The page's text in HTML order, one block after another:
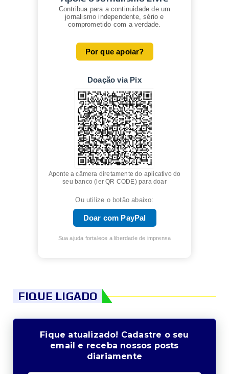
Contribua para a continuidade de um
jornalismo independente, sério e
comprometido com a verdade.
Por que apoiar?
Doação via Pix
Aponte a câmera diretamente do aplicativo do
seu banco (ler QR CODE) para doar
Ou utilize o botão abaixo:
Doar com PayPal
Sua ajuda fortalece a liberdade de imprensa
FIQUE LIGADO
Fique atualizado! Cadastre o seu
email e receba nossos posts
diariamente